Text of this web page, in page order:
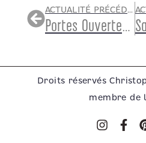
ACTUALITÉ PRÉCÉDENTE
Portes Ouvertes des Ateliers d’artistes de Versailles
Droits réservés
membre de